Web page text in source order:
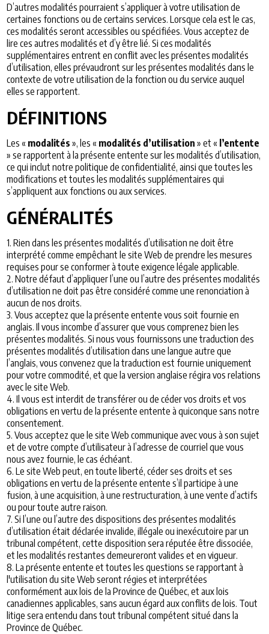
D’autres modalités pourraient s’appliquer à votre utilisation de
certaines fonctions ou de certains services. Lorsque cela est le cas,
ces modalités seront accessibles ou spécifiées. Vous acceptez de
lire ces autres modalités et d’y être lié. Si ces modalités
supplémentaires entrent en conflit avec les présentes modalités
d’utilisation, elles prévaudront sur les présentes modalités dans le
contexte de votre utilisation de la fonction ou du service auquel
elles se rapportent.
DÉFINITIONS
Les « modalités », les « modalités d’utilisation » et « l’entente
» se rapportent à la présente entente sur les modalités d’utilisation,
ce qui inclut notre politique de confidentialité, ainsi que toutes les
modifications et toutes les modalités supplémentaires qui
s’appliquent aux fonctions ou aux services.
GÉNÉRALITÉS
1. Rien dans les présentes modalités d’utilisation ne doit être
interprété comme empêchant le site Web de prendre les mesures
requises pour se conformer à toute exigence légale applicable.
2. Notre défaut d’appliquer l’une ou l’autre des présentes modalités
d’utilisation ne doit pas être considéré comme une renonciation à
aucun de nos droits.
3. Vous acceptez que la présente entente vous soit fournie en
anglais. Il vous incombe d’assurer que vous comprenez bien les
présentes modalités. Si nous vous fournissons une traduction des
présentes modalités d’utilisation dans une langue autre que
l’anglais, vous convenez que la traduction est fournie uniquement
pour votre commodité, et que la version anglaise régira vos relations
avec le site Web.
4. Il vous est interdit de transférer ou de céder vos droits et vos
obligations en vertu de la présente entente à quiconque sans notre
consentement.
5. Vous acceptez que le site Web communique avec vous à son sujet
et de votre compte d’utilisateur à l’adresse de courriel que vous
nous avez fournie, le cas échéant.
6. Le site Web peut, en toute liberté, céder ses droits et ses
obligations en vertu de la présente entente s’il participe à une
fusion, à une acquisition, à une restructuration, à une vente d’actifs
ou pour toute autre raison.
7. Si l’une ou l’autre des dispositions des présentes modalités
d’utilisation était déclarée invalide, illégale ou inexécutoire par un
tribunal compétent, cette disposition sera réputée être dissociée,
et les modalités restantes demeureront valides et en vigueur.
8.La présente entente et toutes les questions se rapportant à
l'utilisation du site Web seront régies et interprétées
conformément aux lois de la Province de Québec, et aux lois
canadiennes applicables, sans aucun égard aux conflits de lois. Tout
litige sera entendu dans tout tribunal compétent situé dans la
Province de Québec.